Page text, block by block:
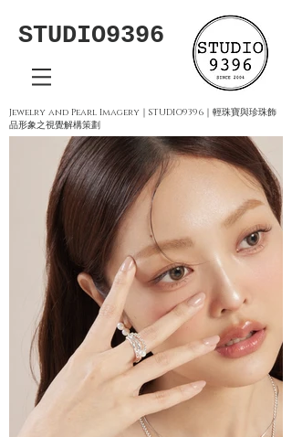
STUDIO9396
Jewelry and Pearl Imagery｜STUDIO9396｜輕珠寶與珍珠飾
品形象之視覺解構策劃